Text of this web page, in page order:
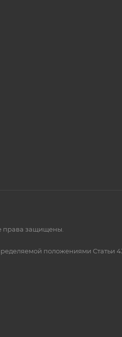
права защищены.
положениями Статьи